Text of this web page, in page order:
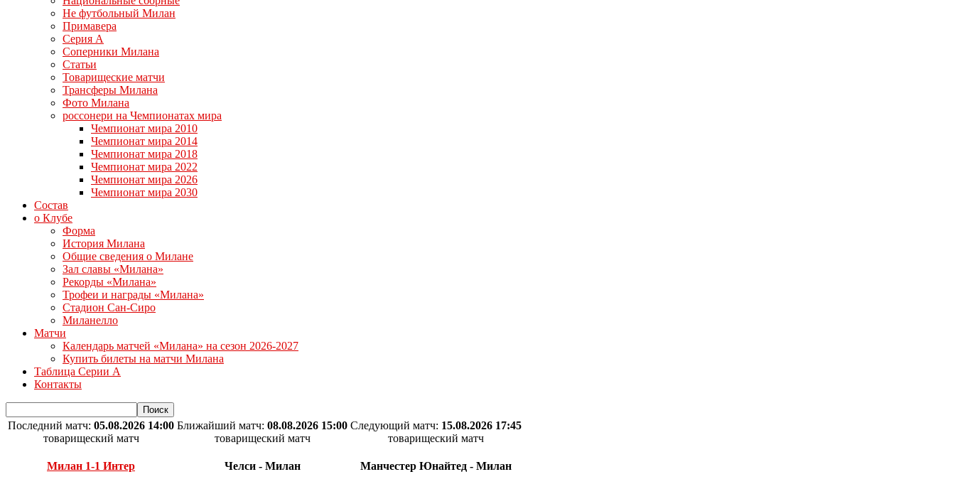
Не футбольный Милан
Примавера
Серия А
Соперники Милана
Статьи
Товарищеские матчи
Трансферы Милана
Фото Милана
россонери на Чемпионатах мира
Чемпионат мира 2010
Чемпионат мира 2014
Чемпионат мира 2018
Чемпионат мира 2022
Чемпионат мира 2026
Чемпионат мира 2030
Состав
о Клубе
Форма
История Милана
Общие сведения о Милане
Зал славы «Милана»
Рекорды «Милана»
Трофеи и награды «Милана»
Стадион Сан-Сиро
Миланелло
Матчи
Календарь матчей «Милана» на сезон 2026-2027
Купить билеты на матчи Милана
Таблица Серии А
Контакты
Последний матч: 05.08.2026 14:00
товарищеский матч
Милан 1-1 Интер
Ближайший матч: 08.08.2026 15:00
товарищеский матч
Челси - Милан
Следующий матч: 15.08.2026 17:45
товарищеский матч
Манчестер Юнайтед - Милан